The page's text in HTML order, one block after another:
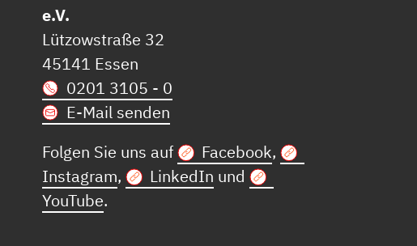
e.V.
Lützowstraße 32
45141 Essen
0201 3105 - 0
E-Mail senden
Folgen Sie uns auf
Facebook,
Instagram, LinkedIn und
YouTube.